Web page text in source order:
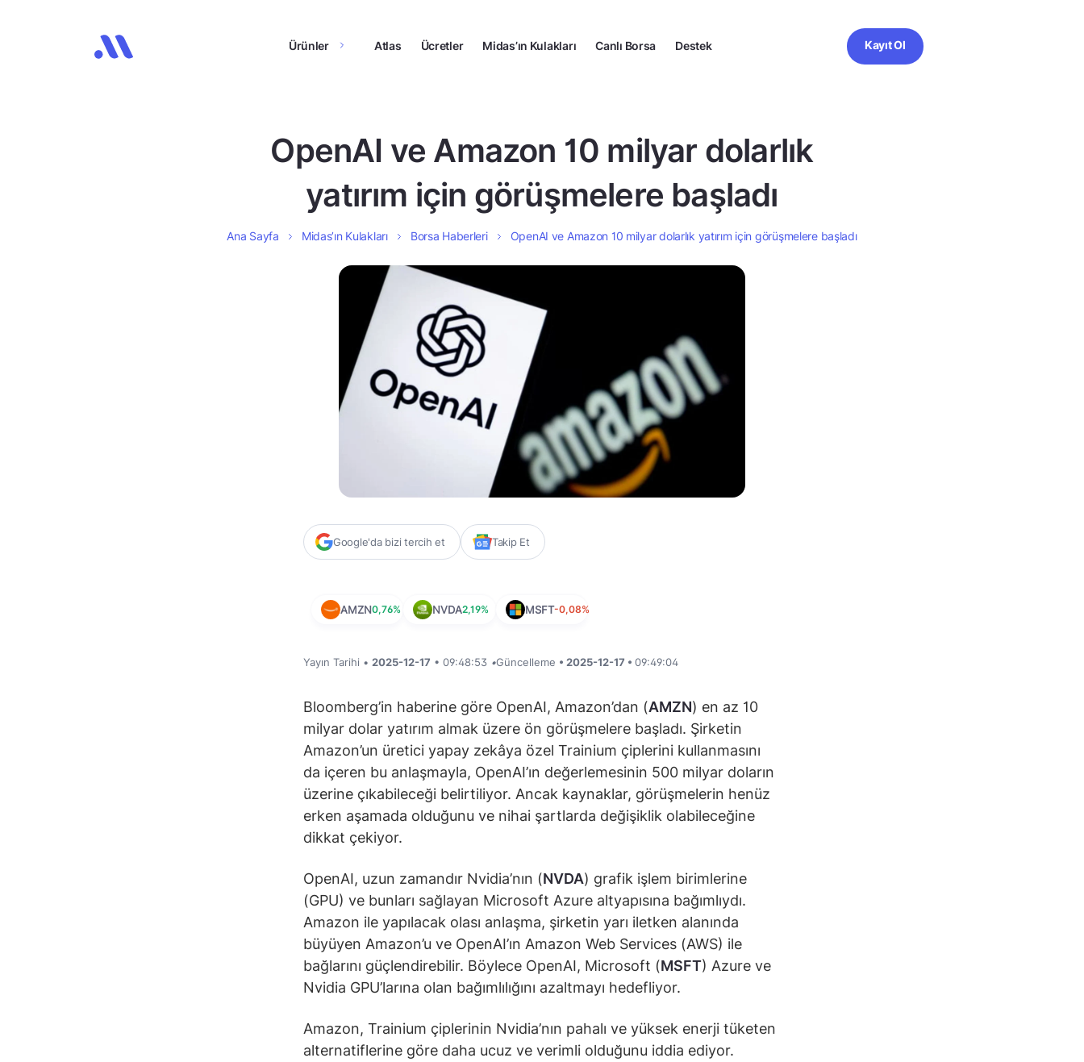
Ürünler Atlas Ücretler Midas’ın Kulakları Canlı Borsa Destek Kayıt Ol
OpenAI ve Amazon 10 milyar dolarlık
yatırım için görüşmelere başladı
Ana Sayfa Midas’ın Kulakları Borsa Haberleri OpenAI ve Amazon 10 milyar dolarlık yatırım için görüşmelere başladı
Google'da bizi tercih et Takip Et
AMZN0,76% NVDA2,19% MSFT-0,08%
Yayın Tarihi • 2025-12-17 • 09:48:53 •Güncelleme • 2025-12-17 • 09:49:04
Bloomberg’in haberine göre OpenAI, Amazon’dan (AMZN) en az 10
milyar dolar yatırım almak üzere ön görüşmelere başladı. Şirketin
Amazon’un üretici yapay zekâya özel Trainium çiplerini kullanmasını
da içeren bu anlaşmayla, OpenAI’ın değerlemesinin 500 milyar doların
üzerine çıkabileceği belirtiliyor. Ancak kaynaklar, görüşmelerin henüz
erken aşamada olduğunu ve nihai şartlarda değişiklik olabileceğine
dikkat çekiyor.
OpenAI, uzun zamandır Nvidia’nın (NVDA) grafik işlem birimlerine
(GPU) ve bunları sağlayan Microsoft Azure altyapısına bağımlıydı.
Amazon ile yapılacak olası anlaşma, şirketin yarı iletken alanında
büyüyen Amazon’u ve OpenAI’ın Amazon Web Services (AWS) ile
bağlarını güçlendirebilir. Böylece OpenAI, Microsoft (MSFT) Azure ve
Nvidia GPU’larına olan bağımlılığını azaltmayı hedefliyor.
Amazon, Trainium çiplerinin Nvidia’nın pahalı ve yüksek enerji tüketen
alternatiflerine göre daha ucuz ve verimli olduğunu iddia ediyor.